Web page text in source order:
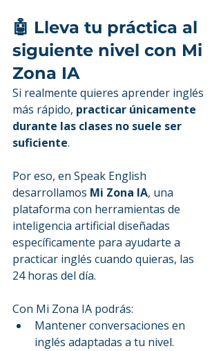
🤖 Lleva tu práctica al
siguiente nivel con Mi
Zona IA
Si realmente quieres aprender inglés
más rápido, practicar únicamente
durante las clases no suele ser
suficiente.
Por eso, en Speak English
desarrollamos Mi Zona IA, una
plataforma con herramientas de
inteligencia artificial diseñadas
específicamente para ayudarte a
practicar inglés cuando quieras, las
24 horas del día.
Con Mi Zona IA podrás:
Mantener conversaciones en
inglés adaptadas a tu nivel.